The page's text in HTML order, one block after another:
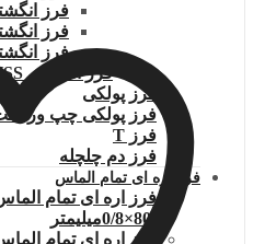
فرز انگشتی
فرز انگشتی
فرز انگشتی
فرز انگشتی HSS
فرز پولکی
فرز پولکی چپ وراست
فرز T
فرز دم چلچله
فرز اره ای تمام الماس
فرز اره ای تمام